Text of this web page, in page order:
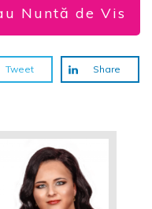
Nuntă de Vis
Tweet Share